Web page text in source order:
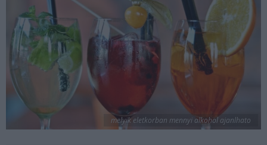
melyik eletkorban mennyi alkohol ajanlhato